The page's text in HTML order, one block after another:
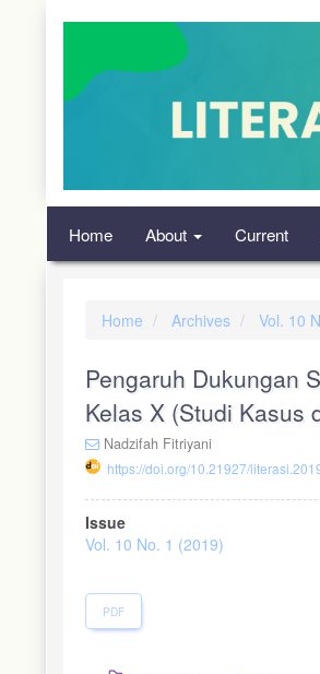
Content
Sidebar
Home About Current
Home Archives Vol. 10
Pengaruh Dukungan
Kelas X (Studi Kasus
Nadzifah Fitriyani
https://doi.org/10.21927/
Article
Sidebar
Issue
Vol. 10 No. 1 (2019)
PDF